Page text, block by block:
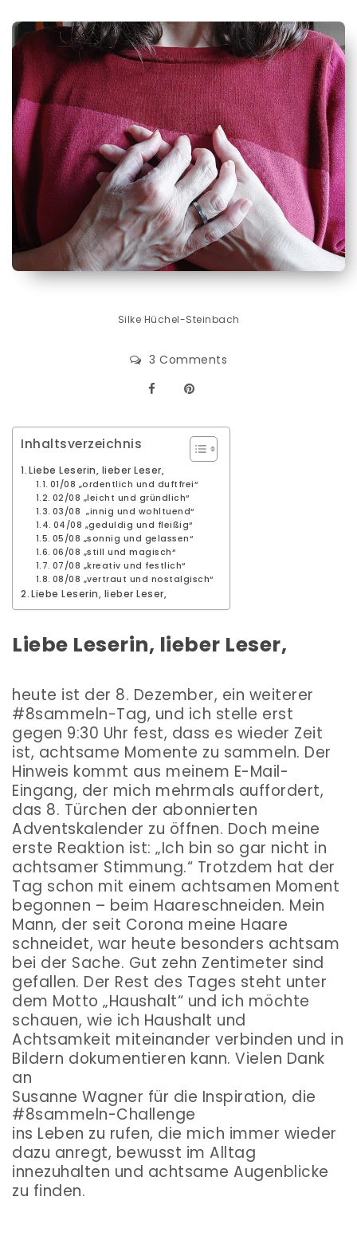
Silke Hüchel-Steinbach
3 Comments
Inhaltsverzeichnis
Liebe Leserin, lieber Leser,
01/08 „ordentlich und duftfrei“
02/08 „leicht und gründlich“
03/08 „innig und wohltuend“
04/08 „geduldig und fleißig“
05/08 „sonnig und gelassen“
06/08 „still und magisch“
07/08 „kreativ und festlich“
08/08 „vertraut und nostalgisch“
Liebe Leserin, lieber Leser,
Liebe Leserin, lieber Leser,
heute ist der 8. Dezember, ein weiterer
#8sammeln-Tag, und ich stelle erst
gegen 9:30 Uhr fest, dass es wieder Zeit
ist, achtsame Momente zu sammeln. Der
Hinweis kommt aus meinem E-Mail-
Eingang, der mich mehrmals auffordert,
das 8. Türchen der abonnierten
Adventskalender zu öffnen. Doch meine
erste Reaktion ist: „Ich bin so gar nicht in
achtsamer Stimmung.“ Trotzdem hat der
Tag schon mit einem achtsamen Moment
begonnen – beim Haareschneiden. Mein
Mann, der seit Corona meine Haare
schneidet, war heute besonders achtsam
bei der Sache. Gut zehn Zentimeter sind
gefallen. Der Rest des Tages steht unter
dem Motto „Haushalt“ und ich möchte
schauen, wie ich Haushalt und
Achtsamkeit miteinander verbinden und in
Bildern dokumentieren kann. Vielen Dank
an
Susanne Wagner für die Inspiration, die
#8sammeln-Challenge
ins Leben zu rufen, die mich immer wieder
dazu anregt, bewusst im Alltag
innezuhalten und achtsame Augenblicke
zu finden.